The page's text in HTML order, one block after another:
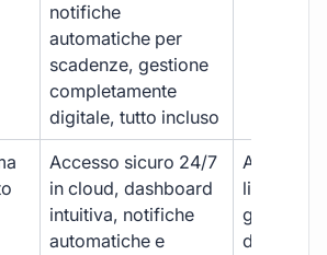
notifiche
automatiche per
scadenze, gestione
completamente
digitale, tutto incluso
Accesso sicuro 24/7
in cloud, dashboard
intuitiva, notifiche
automatiche e
Accesso
limitato,
gestione